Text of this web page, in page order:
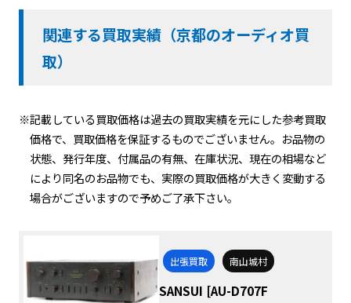
関連する買取実績（京都のオーディオ買
取）
※記載している買取価格は過去の買取実績を元にした参考買取
価格で、買取価格を保証するものでございません。お品物の
状態、発行年度、付属品の有無、在庫状況、現在の相場など
により同名のお品物でも、実際の買取価格が大きく変動する
場合がございますので予めご了承下さい。
出張買取 南山城村
SANSUI [AU-D707F